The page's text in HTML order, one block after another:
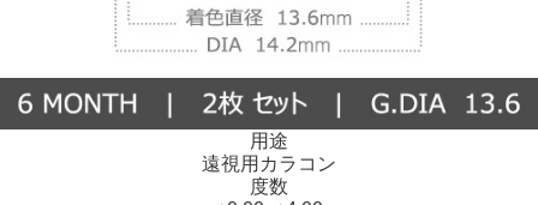
用途
遠視用カラコン
度数